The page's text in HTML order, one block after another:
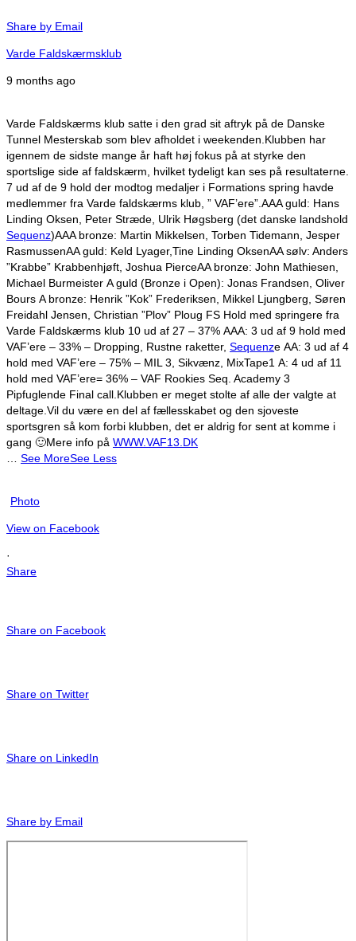
Share by Email
Varde Faldskærmsklub
9 months ago
Varde Faldskærms klub satte i den grad sit aftryk på de Danske
Tunnel Mesterskab som blev afholdet i weekenden. Klubben har
igennem de sidste mange år haft høj fokus på at styrke den
sportslige side af faldskærm, hvilket tydeligt kan ses på resultaterne.
7 ud af de 9 hold der modtog medaljer i Formations spring havde
medlemmer fra Varde faldskærms klub, ” VAF’ere”. AAA guld: Hans
Linding Oksen, Peter Stræde, Ulrik Høgsberg (det danske landshold
Sequenz)AAA bronze: Martin Mikkelsen, Torben Tidemann, Jesper
RasmussenAA guld: Keld Lyager,Tine Linding OksenAA sølv: Anders
”Krabbe” Krabbenhjøft, Joshua PierceAA bronze: John Mathiesen,
Michael Burmeister A guld (Bronze i Open): Jonas Frandsen, Oliver
Bours A bronze: Henrik ”Kok” Frederiksen, Mikkel Ljungberg, Søren
Freidahl Jensen, Christian ”Plov” Ploug FS Hold med springere fra
Varde Faldskærms klub 10 ud af 27 – 37% AAA: 3 ud af 9 hold med
VAF’ere – 33% – Dropping, Rustne raketter, Sequenze AA: 3 ud af 4
hold med VAF’ere – 75% – MIL 3, Sikvænz, MixTape1 A: 4 ud af 11
hold med VAF’ere= 36% – VAF Rookies Seq. Academy 3
Pipfuglende Final call. Klubben er meget stolte af alle der valgte at
deltage. Vil du være en del af fællesskabet og den sjoveste
sportsgren så kom forbi klubben, det er aldrig for sent at komme i
gang 🙂Mere info på WWW.VAF13.DK
See MoreSee Less
Photo
View on Facebook
·
Share
Share on Facebook
Share on Twitter
Share on LinkedIn
Share by Email